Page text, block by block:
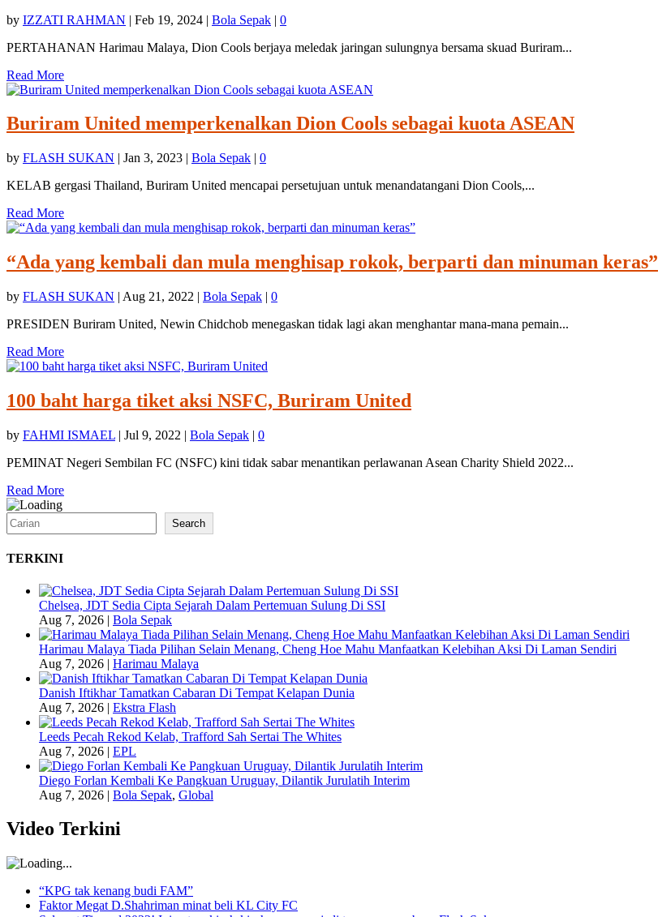
by IZZATI RAHMAN | Feb 19, 2024 | Bola Sepak | 0
PERTAHANAN Harimau Malaya, Dion Cools berjaya meledak jaringan sulungnya bersama skuad Buriram...
Read More
Buriram United memperkenalkan Dion Cools sebagai kuota ASEAN
by FLASH SUKAN | Jan 3, 2023 | Bola Sepak | 0
KELAB gergasi Thailand, Buriram United mencapai persetujuan untuk menandatangani Dion Cools,...
Read More
“Ada yang kembali dan mula menghisap rokok, berparti dan minuman keras”
by FLASH SUKAN | Aug 21, 2022 | Bola Sepak | 0
PRESIDEN Buriram United, Newin Chidchob menegaskan tidak lagi akan menghantar mana-mana pemain...
Read More
100 baht harga tiket aksi NSFC, Buriram United
by FAHMI ISMAEL | Jul 9, 2022 | Bola Sepak | 0
PEMINAT Negeri Sembilan FC (NSFC) kini tidak sabar menantikan perlawanan Asean Charity Shield 2022...
Read More
Search Search
TERKINI
Chelsea, JDT Sedia Cipta Sejarah Dalam Pertemuan Sulung Di SSI
Aug 7, 2026 | Bola Sepak
Harimau Malaya Tiada Pilihan Selain Menang, Cheng Hoe Mahu Manfaatkan Kelebihan Aksi Di Laman Sendiri
Aug 7, 2026 | Harimau Malaya
Danish Iftikhar Tamatkan Cabaran Di Tempat Kelapan Dunia
Aug 7, 2026 | Ekstra Flash
Leeds Pecah Rekod Kelab, Trafford Sah Sertai The Whites
Aug 7, 2026 | EPL
Diego Forlan Kembali Ke Pangkuan Uruguay, Dilantik Jurulatih Interim
Aug 7, 2026 | Bola Sepak, Global
Video Terkini
“KPG tak kenang budi FAM”
Faktor Megat D.Shahriman minat beli KL City FC